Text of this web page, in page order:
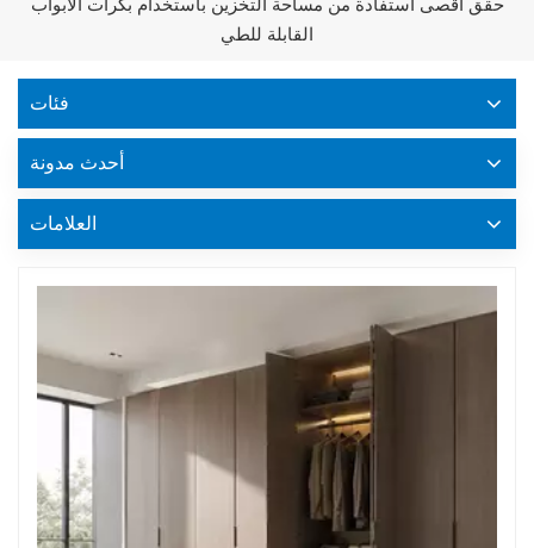
حقق أقصى استفادة من مساحة التخزين باستخدام بكرات الأبواب
القابلة للطي
فئات
أحدث مدونة
العلامات